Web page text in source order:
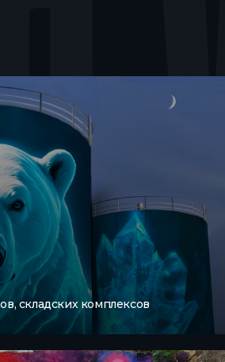
складских комплексов